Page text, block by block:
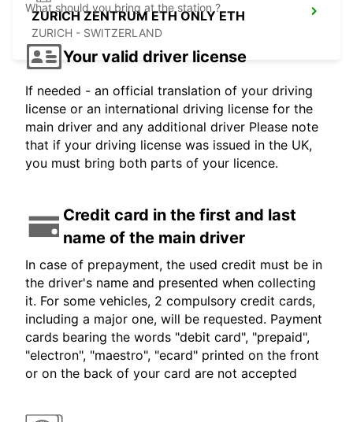
ZURICH ZENTRUM ETH ONLY ETH
ZURICH - SWITZERLAND
What should you bring at the station ?
Your valid driver license
If needed - an official translation of your driving
license or an international driving license for the
main driver and any additional driver Please note
that if your driving license was issued in the UK,
you must bring both parts of your licence.
Credit card in the first and last
name of the main driver
In case of prepayment, the used credit must be in
the driver's name and presented when collecting
it. For some vehicles, 2 compulsory credit cards,
including a major one, will be requested. Payment
cards bearing the words "debit card", "prepaid",
"electron", "maestro", "ecard" printed on the front
or on the back of your card are not accepted